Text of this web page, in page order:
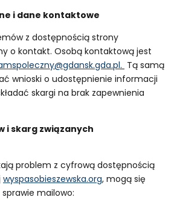
i dane kontaktowe
z dostępnością strony
o kontakt. Osobą kontaktową jest
. Tą samą
wnioski o udostępnienie informacji
skargi na brak zapewnienia
i skarg związanych
problem z cyfrową dostępnością
wyspasobieszewska.org, mogą się
mailowo: